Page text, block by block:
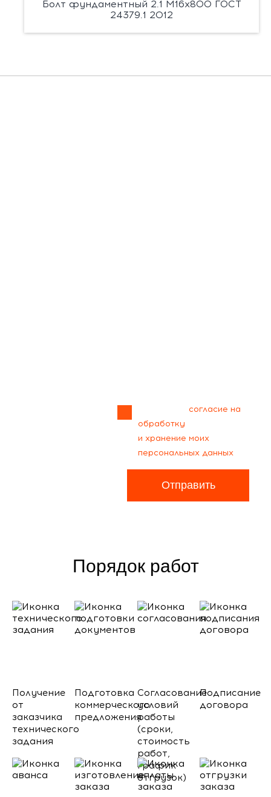
Болт фундаментный 2.1 М16х800 ГОСТ
24379.1 2012
согласие на
обработку
и хранение моих
персональных данных
Отправить
Порядок работ
Получение
от
заказчика
технического
задания
Подготовка
коммерческого
предложения
Согласование
условий
работы
(сроки,
стоимость
работ,
график
отгрузок)
Подписание
договора